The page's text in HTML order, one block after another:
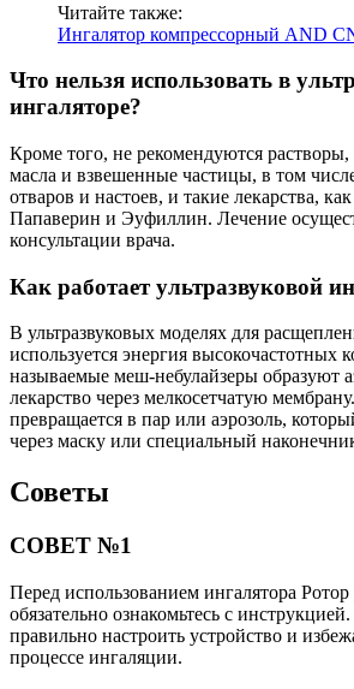
Читайте также:
Ингалятор компрессорный AND
Что нельзя использовать в
ингаляторе?
Кроме того, не рекомендуются растворы,
масла и взвешенные частицы, в том
отваров и настоев, и такие лекарства,
Папаверин и Эуфиллин. Лечение
консультации врача.
Как работает ультразвуковой
В ультразвуковых моделях для
используется энергия высокочастотных
называемые меш-небулайзеры образуют
лекарство через мелкосетчатую
превращается в пар или аэрозоль,
через маску или специальный
Советы
СОВЕТ №1
Перед использованием ингалятора Ротор
обязательно ознакомьтесь с
правильно настроить устройство и
процессе ингаляции.